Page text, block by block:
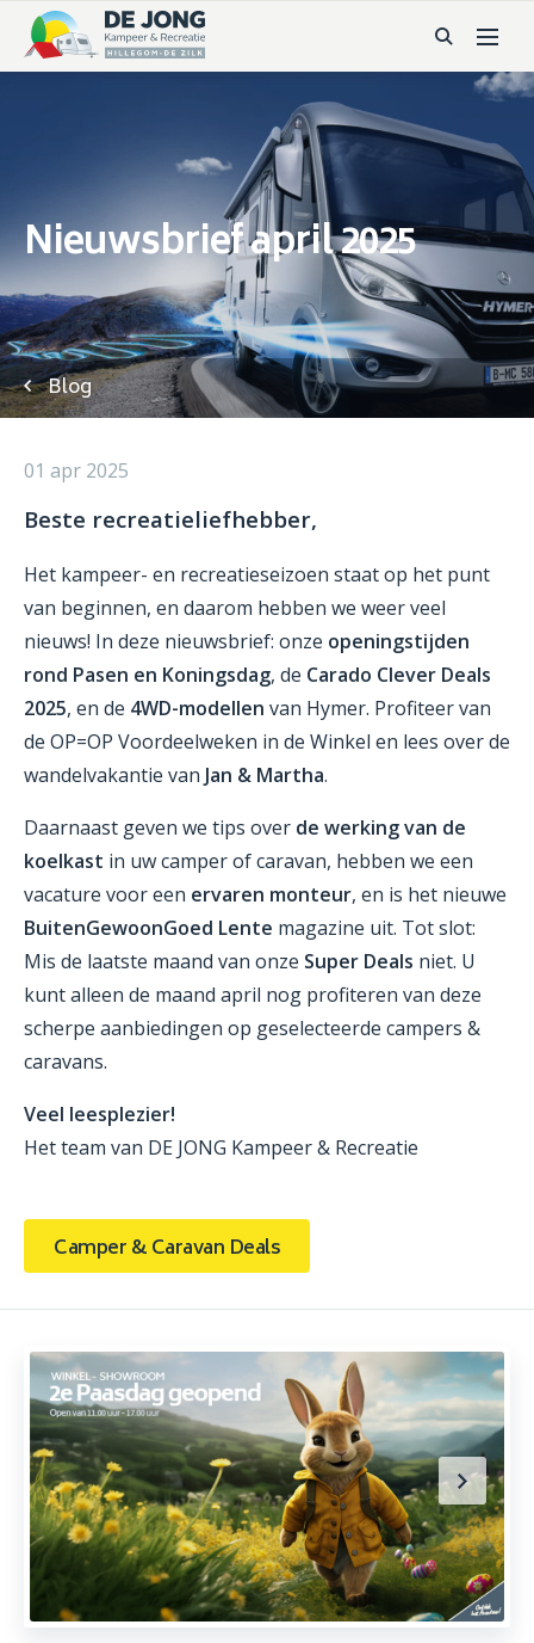
Nieuwsbrief april 2025
Blog
01 apr 2025
Beste recreatieliefhebber,
Het kampeer- en recreatieseizoen staat op het punt
van beginnen, en daarom hebben we weer veel
nieuws! In deze nieuwsbrief: onze openingstijden
rond Pasen en Koningsdag, de Carado Clever Deals
2025, en de 4WD-modellen van Hymer. Profiteer van
de OP=OP Voordeelweken in de Winkel en lees over de
wandelvakantie van Jan & Martha.
Daarnaast geven we tips over de werking van de
koelkast in uw camper of caravan, hebben we een
vacature voor een ervaren monteur, en is het nieuwe
BuitenGewoonGoed Lente magazine uit. Tot slot:
Mis de laatste maand van onze Super Deals niet. U
kunt alleen de maand april nog profiteren van deze
scherpe aanbiedingen op geselecteerde campers &
caravans.
Veel leesplezier!
Het team van DE JONG Kampeer & Recreatie
Camper & Caravan Deals